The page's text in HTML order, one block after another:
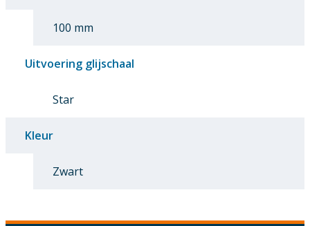
100 mm
Uitvoering glijschaal
Star
Kleur
Zwart